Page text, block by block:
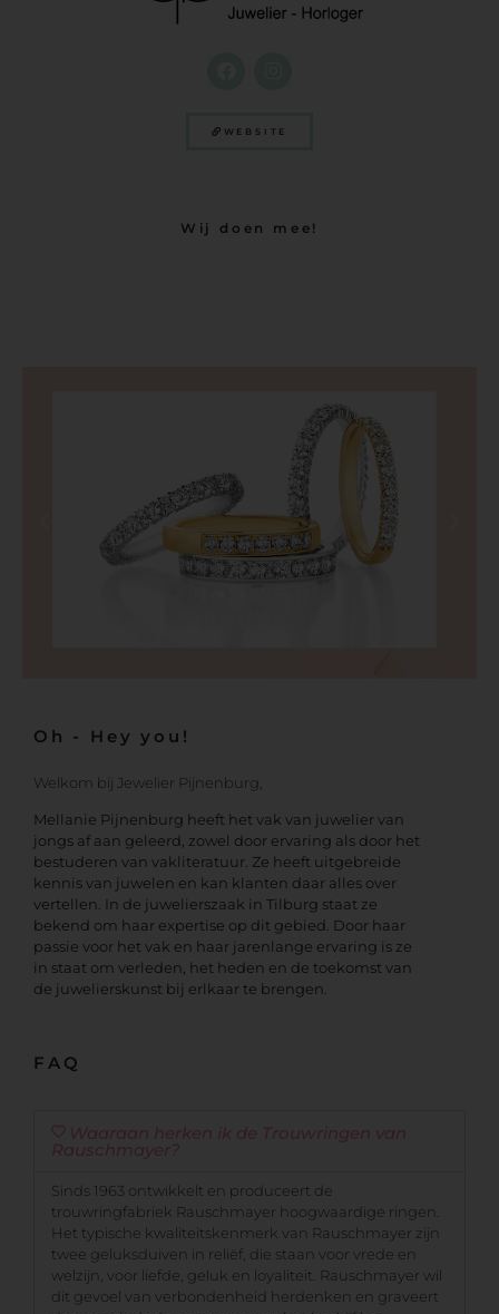
WEBSITE
Wij doen mee!
Oh - Hey you!
Welkom bij Jewelier Pijnenburg,
Mellanie Pijnenburg heeft het vak van juwelier van
jongs af aan geleerd, zowel door ervaring als door het
bestuderen van vakliteratuur. Ze heeft uitgebreide
kennis van juwelen en kan klanten daar alles over
vertellen. In de juwelierszaak in Tilburg staat ze
bekend om haar expertise op dit gebied. Door haar
passie voor het vak en haar jarenlange ervaring is ze
in staat om verleden, het heden en de toekomst van
de juwelierskunst bij erlkaar te brengen.
FAQ
Waaraan herken ik de Trouwringen van
Rauschmayer?
Sinds 1963 ontwikkelt en produceert de
trouwringfabriek Rauschmayer hoogwaardige ringen.
Het typische kwaliteitskenmerk van Rauschmayer zijn
twee geluksduiven in reliëf, die staan voor vrede en
welzijn, voor liefde, geluk en loyaliteit. Rauschmayer wil
dit gevoel van verbondenheid herdenken en graveert